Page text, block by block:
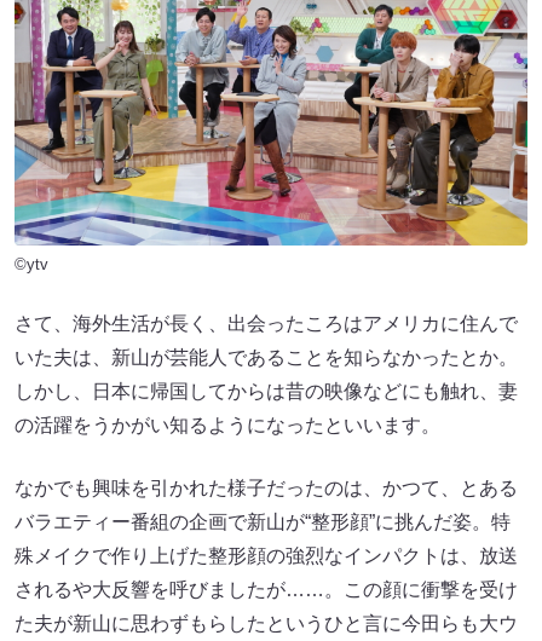
©ytv
さて、海外生活が長く、出会ったころはアメリカに住んで
いた夫は、新山が芸能人であることを知らなかったとか。
しかし、日本に帰国してからは昔の映像などにも触れ、妻
の活躍をうかがい知るようになったといいます。
なかでも興味を引かれた様子だったのは、かつて、とある
バラエティー番組の企画で新山が“整形顔”に挑んだ姿。特
殊メイクで作り上げた整形顔の強烈なインパクトは、放送
されるや大反響を呼びましたが……。この顔に衝撃を受け
た夫が新山に思わずもらしたというひと言に今田らも大ウ